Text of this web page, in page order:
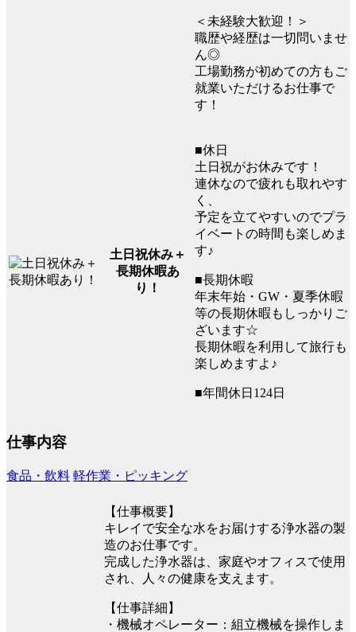
＜未経験大歓迎！＞
職歴や経歴は一切問いませ
ん◎
工場勤務が初めての方もご
就業いただけるお仕事で
す！
土日祝休み＋
長期休暇あ
り！
■休日
土日祝がお休みです！
連休なので疲れも取れやす
く、
予定を立てやすいのでプラ
イベートの時間も楽しめま
す♪
■長期休暇
年末年始・GW・夏季休暇
等の長期休暇もしっかりご
ざいます☆
長期休暇を利用して旅行も
楽しめますよ♪
■年間休日124日
仕事内容
食品・飲料 軽作業・ピッキング
【仕事概要】
キレイで安全な水をお届けする浄水器の製
造のお仕事です。
完成した浄水器は、家庭やオフィスで使用
され、人々の健康を支えます。
【仕事詳細】
・機械オペレーター：組立機械を操作しま